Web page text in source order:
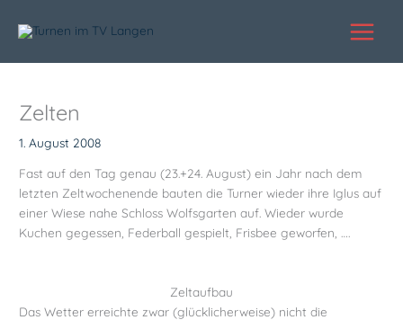
Inhalt
Zelten
1. August 2008
Fast auf den Tag genau (23.+24. August) ein Jahr nach dem
letzten Zeltwochenende bauten die Turner wieder ihre Iglus auf
einer Wiese nahe Schloss Wolfsgarten auf. Wieder wurde
Kuchen gegessen, Federball gespielt, Frisbee geworfen, ….
Zeltaufbau
Das Wetter erreichte zwar (glücklicherweise) nicht die